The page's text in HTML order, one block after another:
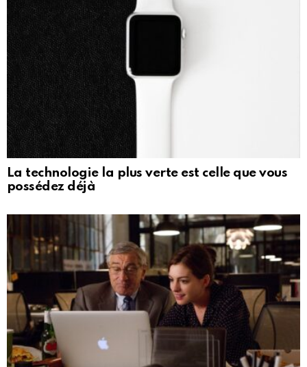
La technologie la plus verte est celle que vous
possédez déjà